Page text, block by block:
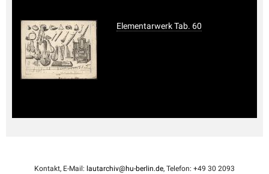
Elementarwerk Tab. 60
Kontakt, E-Mail: lautarchiv@hu-berlin.de, Telefon: +49 30 2093